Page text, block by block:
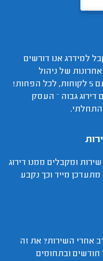
למידרג אנו דורשים
חשבוניות אחרונות של ניהול
חשבונות. מתוכן, אנו מדברים עם 5 לקוחות, לכל הפחות!
דירוג גבוה – העסק
התחלתי.
ומקבלים ממנו דירוג
מייד וכך נקבע
אחרי השירות? את זה
ובתחומים